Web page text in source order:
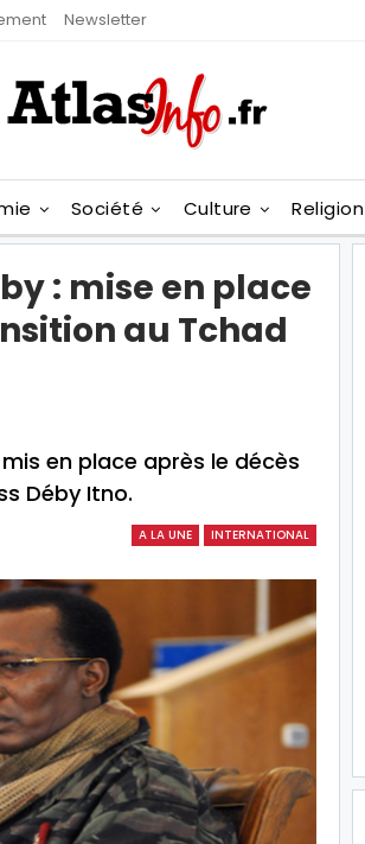
Newsletter
Société Culture Religion
: mise en place
au Tchad
en place après le décès
Déby Itno.
A LA UNE INTERNATIONAL